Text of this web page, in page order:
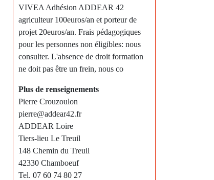
VIVEA Adhésion ADDEAR 42
agriculteur 100euros/an et porteur de
projet 20euros/an. Frais pédagogiques
pour les personnes non éligibles: nous
consulter. L'absence de droit formation
ne doit pas être un frein, nous co
Plus de renseignements
Pierre Crouzoulon
pierre@addear42.fr
ADDEAR Loire
Tiers-lieu Le Treuil
148 Chemin du Treuil
42330 Chamboeuf
Tel. 07 60 74 80 27